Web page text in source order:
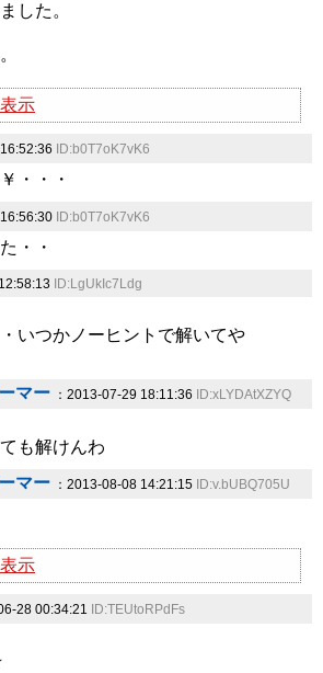
した。
示
ID:b0T7oK7vK6
・・・
ID:b0T7oK7vK6
・・
ID:LgUkIc7Ldg
いつかノーヒントで解いてや
マー ：2013-07-29 18:11:36 ID:xLYDAtXZYQ
も解けんわ
マー ：2013-08-08 14:21:15 ID:v.bUBQ705U
示
28 00:34:21 ID:TEUtoRPdFs